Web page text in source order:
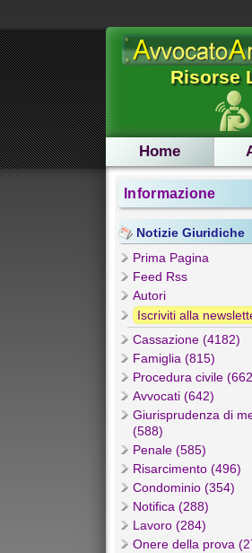
Risorse
Home
Informazione
Notizie Giuridiche
Prima Pagina
Feed Rss
Autori
Iscriviti alla
Cassazione (4182)
Famiglia (815)
Procedura civile
Avvocati (642)
Giurisprudenza di
(588)
Penale (585)
Risarcimento (496)
Condominio (354)
Notifica (288)
Lavoro (284)
Onere della prova